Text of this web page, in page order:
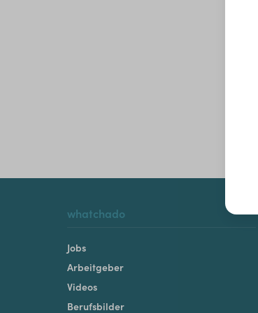
whatchado
Jobs
Arbeitgeber
Videos
Berufsbilder